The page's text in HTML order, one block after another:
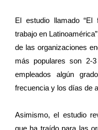
El estudio llamado “El
trabajo en
de las organizaciones
más populares son 2-
empleados algún
frecuencia y los días de
Asimismo, el estudio
que ha traído para las